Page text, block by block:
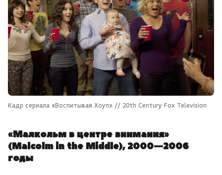
Кадр сериала «Воспитывая Хоуп» // 20th Century Fox Television
«Малкольм в центре внимания»
(Malcolm in the Middle), 2000—2006
годы